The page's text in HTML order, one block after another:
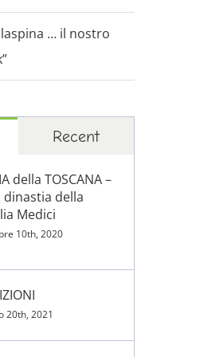
… il nostro
Recent
della TOSCANA –
dinastia della
Medici
10th, 2020
20th, 2021